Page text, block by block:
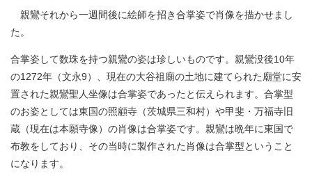
親鸞それから一週間後に絵師を招き合掌姿で肖像を描かせまし
た。
合掌姿して数珠を持つ親鸞の姿は珍しいものです。親鸞没後10年
の1272年（文永9）、現在の大谷祖廟の土地に建てられた廟堂に安
置された親鸞聖人坐像は合掌姿であったと伝えられます。合掌型
のお姿としては東国の照顧寺（茨城県三和村）や甲斐・万福寺旧
蔵（現在は本願寺像）の肖像は合掌姿です。親鸞は晩年に東国で
布教をしており、その当時に製作された肖像は合掌型ということ
になります。